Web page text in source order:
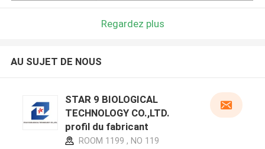
Regardez plus
AU SUJET DE NOUS
STAR 9 BIOLOGICAL
TECHNOLOGY CO.,LTD.
profil du fabricant
ROOM 1199 , NO 119